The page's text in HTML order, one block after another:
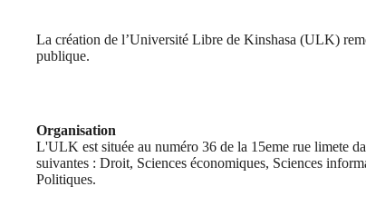
La création de l’Université Libre de Kinshasa (ULK)
publique.
Organisation
L'ULK est située au numéro 36 de la 15eme rue limete
suivantes : Droit, Sciences économiques, Sciences
Politiques.